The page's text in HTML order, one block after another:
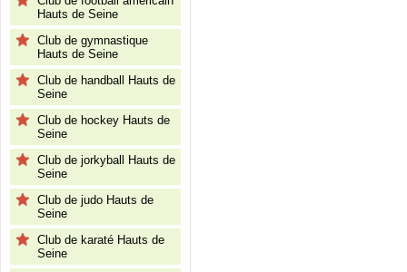
Hauts de Seine
Club de gymnastique
Hauts de Seine
Club de handball Hauts de
Seine
Club de hockey Hauts de
Seine
Club de jorkyball Hauts de
Seine
Club de judo Hauts de
Seine
Club de karaté Hauts de
Seine